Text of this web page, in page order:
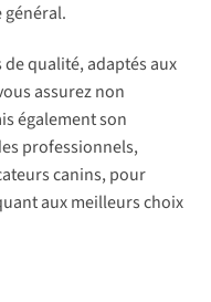
général.
de qualité, adaptés aux
assurez non
également son
professionnels,
canins, pour
aux meilleurs choix